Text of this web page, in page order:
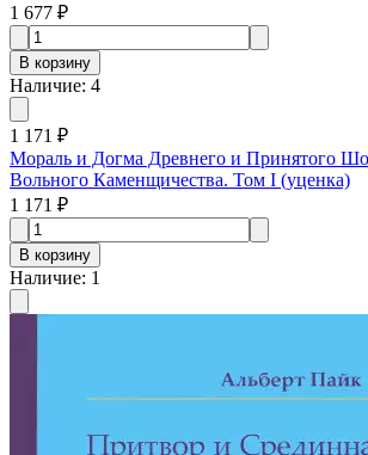
1 677 ₽
В корзину
Наличие: 4
1 171 ₽
Мораль и Догма Древнего и Принятого
Вольного Каменщичества. Том I (уценка)
1 171 ₽
В корзину
Наличие: 1